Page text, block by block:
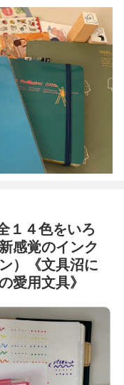
１４色をいろ
感覚のインク
）《文具沼に
愛用文具》